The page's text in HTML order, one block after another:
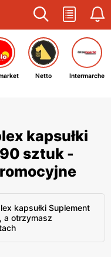
Netto Intermarche
kapsułki
sztuk -
kapsułki Suplement
a otrzymasz